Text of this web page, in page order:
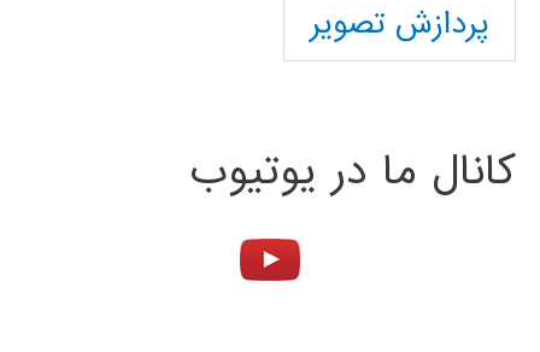
پردازش تصویر
کانال ما در یوتیوب